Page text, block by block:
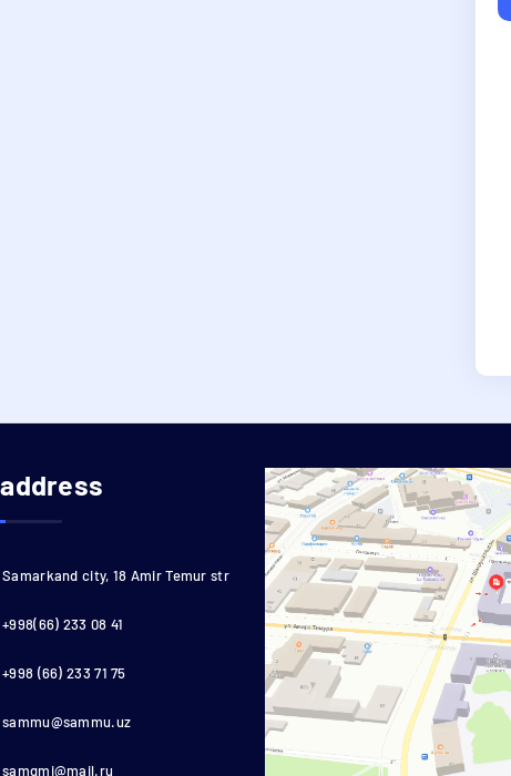
Samarkand city, 18 Amir Temur str
+998(66) 233 08 41
+998 (66) 233 71 75
sammu@sammu.uz
samgmi@mail.ru